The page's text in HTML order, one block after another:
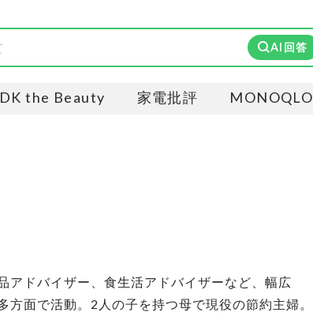
AI回答
the Beauty 家電批評 MONOQLO
アドバイザー、食生活アドバイザーなど、幅広
方面で活動。2人の子を持つ母で現役の節約主婦。